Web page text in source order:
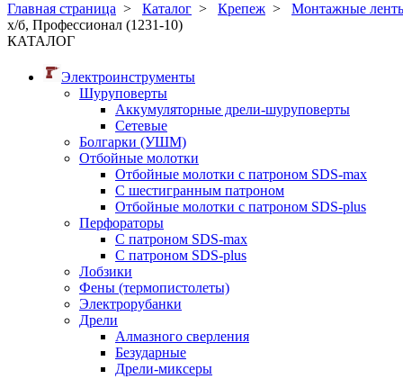
Главная страница > Каталог > Крепеж > Монтажные
х/б, Профессионал (1231-10)
КАТАЛОГ
Электроинструменты
Шуруповерты
Аккумуляторные дрели-шуруповерты
Сетевые
Болгарки (УШМ)
Отбойные молотки
Отбойные молотки с патроном SDS-max
С шестигранным патроном
Отбойные молотки с патроном SDS-plus
Перфораторы
С патроном SDS-max
С патроном SDS-plus
Лобзики
Фены (термопистолеты)
Электрорубанки
Дрели
Алмазного сверления
Безударные
Дрели-миксеры